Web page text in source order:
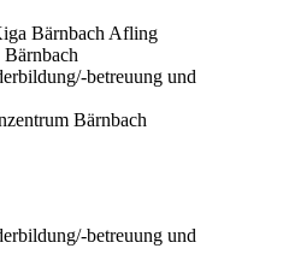
Bärnbach Afling
betreuung und
Bärnbach
betreuung und